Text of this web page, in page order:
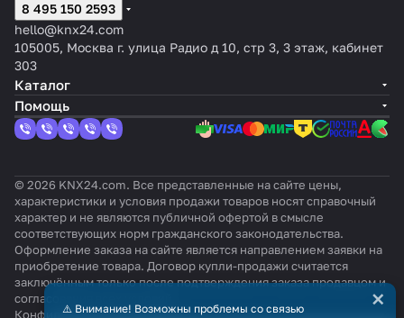
8 495 150 2593
hello@knx24.com
105005, Москва г. улица Радио д 10, стр 3, 3 этаж, кабинет
303
Каталог
Помощь
© 2026 KNX24.com. Все представленные на сайте цены,
характеристики и условия продажи товаров носят справочный
характер и не являются публичной офертой в смысле
соответствующих норм гражданского законодательства.
Оформление заказа на сайте является направлением заявки на
приобретение товара. Договор купли-продажи считается
заключённым только после подтверждения заказа продавцом и
согласования всех условий.
КонфиденциальностьОферта
⚠️ Внимание! Возможны проблемы со связью ×